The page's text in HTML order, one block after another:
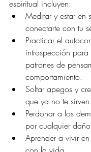
espiritual incluyen:
Meditar y estar en
conectarte con tu
Practicar el
introspección para
patrones de
comportamiento.
Soltar apegos y
que ya no te sirven.
Perdonar a los
por cualquier
Aprender a vivir